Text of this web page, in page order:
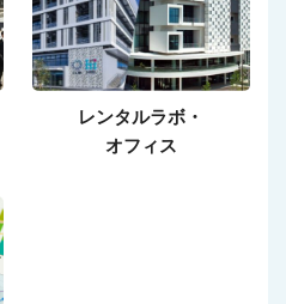
レンタルラボ・
オフィス